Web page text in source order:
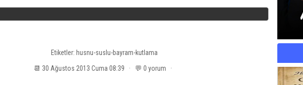
Etiketler: husnu-suslu-bayram-kutlama
📆 30 Ağustos 2013 Cuma 08:39 · 💬 0 yorum ·